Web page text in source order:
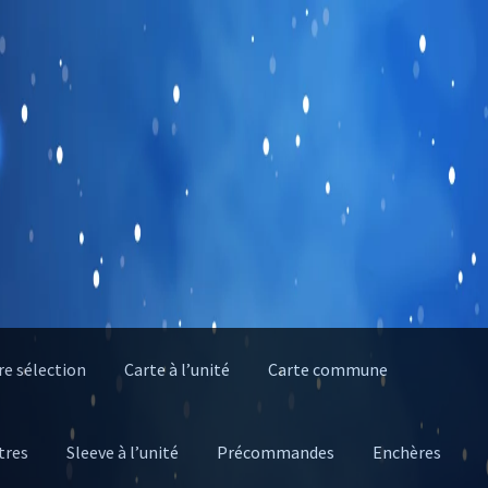
sélection Carte à l’unité Carte commune
Sleeve à l’unité Précommandes Enchères